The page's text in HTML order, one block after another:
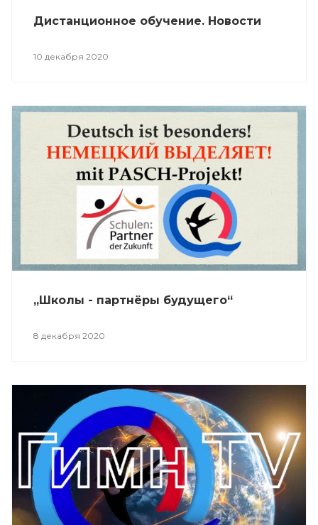
Дистанционное обучение. Новости
10 декабря 2020
„Школы - партнёры будущего“
8 декабря 2020